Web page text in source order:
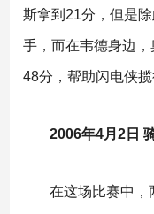
斯拿到21分，但是
手，而在韦德身边
48分，帮助闪电侠揽
2006年4月2日
在这场比赛中，